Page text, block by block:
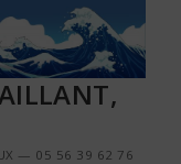
— 05 56 39 62 76